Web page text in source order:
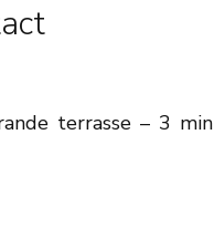
terrasse – 3 min